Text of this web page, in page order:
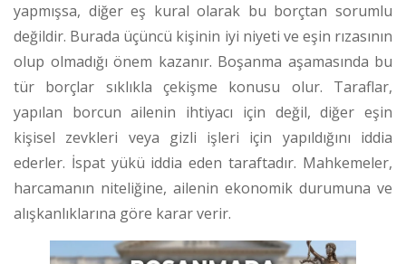
yapmışsa, diğer eş kural olarak bu borçtan sorumlu
değildir. Burada üçüncü kişinin iyi niyeti ve eşin rızasının
olup olmadığı önem kazanır. Boşanma aşamasında bu
tür borçlar sıklıkla çekişme konusu olur. Taraflar,
yapılan borcun ailenin ihtiyacı için değil, diğer eşin
kişisel zevkleri veya gizli işleri için yapıldığını iddia
ederler. İspat yükü iddia eden taraftadır. Mahkemeler,
harcamanın niteliğine, ailenin ekonomik durumuna ve
alışkanlıklarına göre karar verir.